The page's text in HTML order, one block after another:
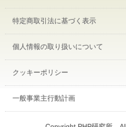
特定商取引法に基づく表示
個人情報の取り扱いについて
クッキーポリシー
一般事業主行動計画